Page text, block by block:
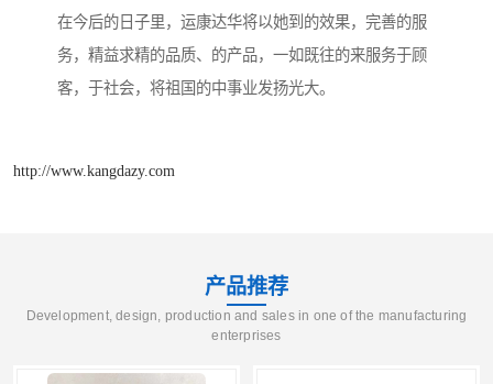
在今后的日子里，运康达华将以她到的效果，完善的服
务，精益求精的品质、的产品，一如既往的来服务于顾
客，于社会，将祖国的中事业发扬光大。
http://www.kangdazy.com
产品推荐
Development, design, production and sales in one of the manufacturing
enterprises